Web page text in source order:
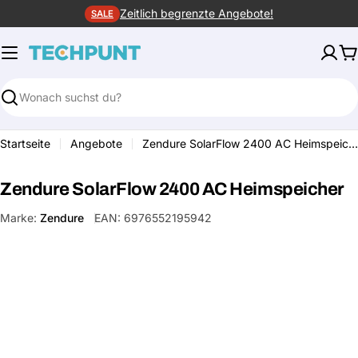
Inhalt
springen
SALE Zeitlich begrenzte Angebote!
Suchen
Startseite Angebote Zendure SolarFlow 2400 AC Heimspeicher
Zendure SolarFlow 2400 AC Heimspeicher
Marke: Zendure EAN: 6976552195942